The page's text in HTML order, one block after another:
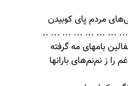
مردم پای کوبیدن
... ... ... ... ... ... ...
بامهای مه گرفته
ز نم‌نم‌های بارانها